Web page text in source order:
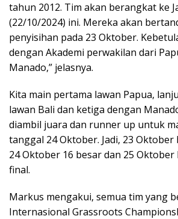
tahun 2012. Tim akan berangkat ke
(22/10/2024) ini. Mereka akan
penyisihan pada 23 Oktober.
dengan Akademi perwakilan dari
Manado,” jelasnya.
Kita main pertama lawan Papua,
lawan Bali dan ketiga dengan
diambil juara dan runner up untuk
tanggal 24 Oktober. Jadi, 23
24 Oktober 16 besar dan 25 Oktober
final.
Markus mengakui, semua tim yang
Internasional Grassroots